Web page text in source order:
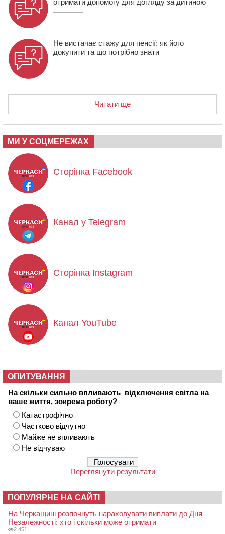
Не вистачає стажу для пенсії: як його
докупити та що потрібно знати
Читати ще
МИ У СОЦМЕРЕЖАХ
Сторінка Facebook
Канал у Telegram
Сторінка Instagram
Канал YouTube
ОПИТУВАННЯ
На скільки сильно впливають відключення світла на
ваше життя, зокрема роботу?
Катастрофічно
Частково відчутно
Майже не впливають
Не відчуваю
Переглянути результати
ПОПУЛЯРНЕ НА САЙТІ
На Черкащині розпочнуть нараховувати виплати до Дня
Незалежності: хто і скільки може отримати
2 451